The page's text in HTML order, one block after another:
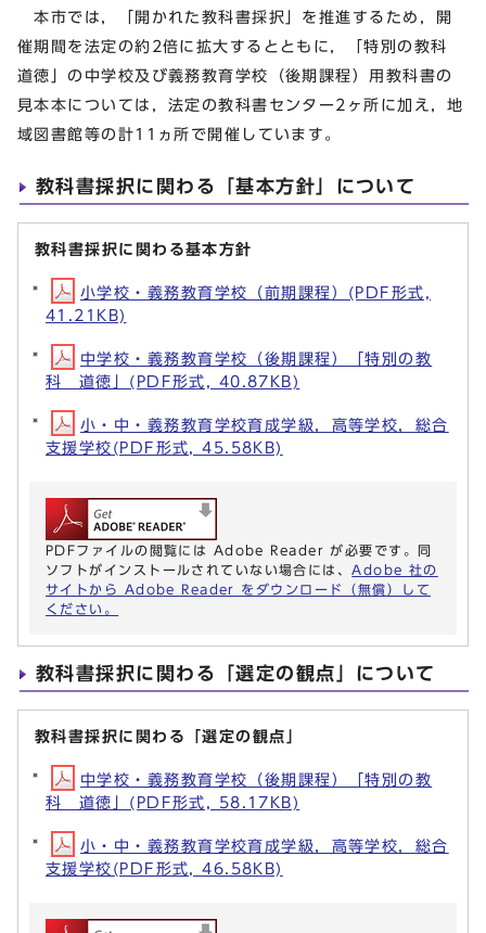
本市では，「開かれた教科書採択」を推進するため，開
催期間を法定の約2倍に拡大するとともに，「特別の教科
道徳」の中学校及び義務教育学校（後期課程）用教科書の
見本本については，法定の教科書センター2ヶ所に加え，地
域図書館等の計11ヵ所で開催しています。
教科書採択に関わる「基本方針」について
教科書採択に関わる基本方針
小学校・義務教育学校（前期課程）(PDF形式,
41.21KB)
中学校・義務教育学校（後期課程）「特別の教
科 道徳」(PDF形式, 40.87KB)
小・中・義務教育学校育成学級，高等学校，総合
支援学校(PDF形式, 45.58KB)
PDFファイルの閲覧には Adobe Reader が必要です。同
ソフトがインストールされていない場合には、 Adobe 社の
サイトから Adobe Reader をダウンロード（無償）して
ください。
教科書採択に関わる「選定の観点」について
教科書採択に関わる「選定の観点」
中学校・義務教育学校（後期課程）「特別の教
科 道徳」(PDF形式, 58.17KB)
小・中・義務教育学校育成学級，高等学校，総合
支援学校(PDF形式, 46.58KB)